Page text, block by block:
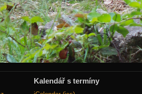
Kalendář s termíny